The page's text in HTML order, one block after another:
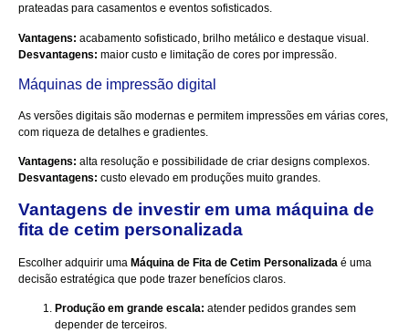
prateadas para casamentos e eventos sofisticados.
Vantagens: acabamento sofisticado, brilho metálico e destaque visual.
Desvantagens: maior custo e limitação de cores por impressão.
Máquinas de impressão digital
As versões digitais são modernas e permitem impressões em várias cores,
com riqueza de detalhes e gradientes.
Vantagens: alta resolução e possibilidade de criar designs complexos.
Desvantagens: custo elevado em produções muito grandes.
Vantagens de investir em uma máquina de
fita de cetim personalizada
Escolher adquirir uma Máquina de Fita de Cetim Personalizada é uma
decisão estratégica que pode trazer benefícios claros.
Produção em grande escala: atender pedidos grandes sem
depender de terceiros.